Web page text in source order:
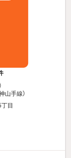
山手線）
目